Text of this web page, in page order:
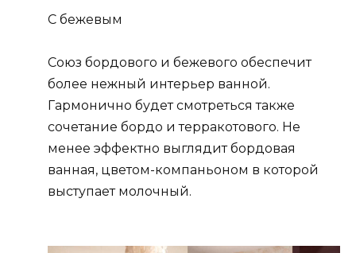
С бежевым
Союз бордового и бежевого обеспечит
более нежный интерьер ванной.
Гармонично будет смотреться также
сочетание бордо и терракотового. Не
менее эффектно выглядит бордовая
ванная, цветом-компаньоном в которой
выступает молочный.